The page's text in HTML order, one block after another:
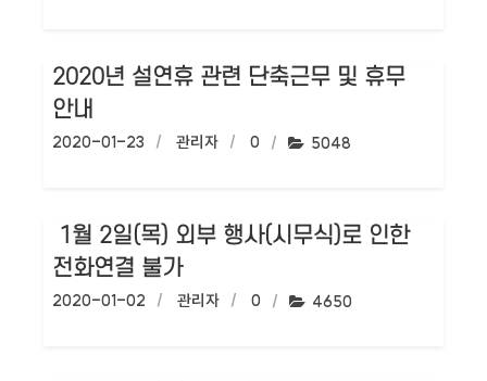
2020년 설연휴 관련 단축근무 및 휴무
안내
작성일:
2020-01-23 작성자:
관리자 댓글수:
0 조회수:
5048
1월 2일(목) 외부 행사(시무식)로 인한
전화연결 불가
작성일:
2020-01-02 작성자:
관리자 댓글수:
0 조회수:
4650